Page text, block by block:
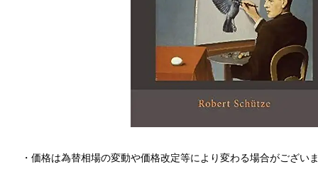
・価格は為替相場の変動や価格改定等により変わる場合がござい